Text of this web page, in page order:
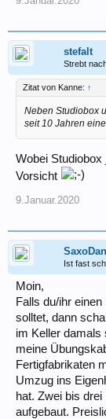
stefalt
Strebt
Zitat von Kanne: ↑
Neben Studiobox
seit 10 Jahren
Wobei
Vorsicht
9.Januar.2020
SaxoDan
Ist fast
Moin,
Falls du/ihr
solltet, dann
im Keller damals
meine
Fertigfabrikaten
Umzug ins
hat. Zwei bis
aufgebaut.